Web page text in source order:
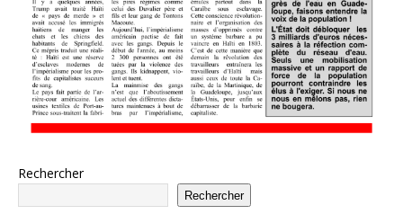
Rechercher
Rechercher